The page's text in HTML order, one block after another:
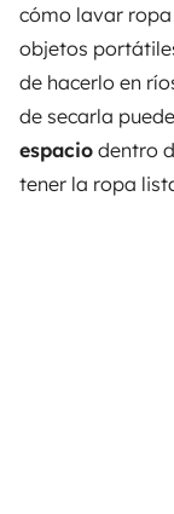
cómo lavar
objetos
de hacerlo en
de secarla
espacio dentro
tener la ropa